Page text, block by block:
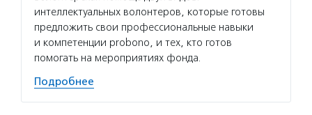
интеллектуальных волонтеров, которые готовы
предложить свои профессиональные навыки
и компетенции probono, и тех, кто готов
помогать на мероприятиях фонда.
Подробнее